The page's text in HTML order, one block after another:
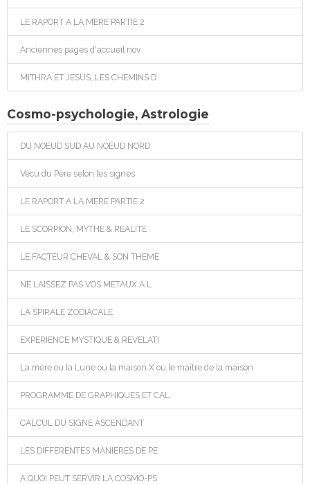
LE RAPORT A LA MERE PARTIE 2
Anciennes pages d'accueil nov
MITHRA ET JESUS, LES CHEMINS D
Cosmo-psychologie, Astrologie
DU NOEUD SUD AU NOEUD NORD
Vécu du Père selon les signes
LE RAPORT A LA MERE PARTIE 2
LE SCORPION, MYTHE & REALITE
LE FACTEUR CHEVAL & SON THEME
NE LAISSEZ PAS VOS METAUX A L
LA SPIRALE ZODIACALE
EXPERIENCE MYSTIQUE & REVELATI
La mère ou la Lune ou la maison X ou le maître de la maison
PROGRAMME DE GRAPHIQUES ET CAL
CALCUL DU SIGNE ASCENDANT
LES DIFFERENTES MANIERES DE PE
A QUOI PEUT SERVIR LA COSMO-PS